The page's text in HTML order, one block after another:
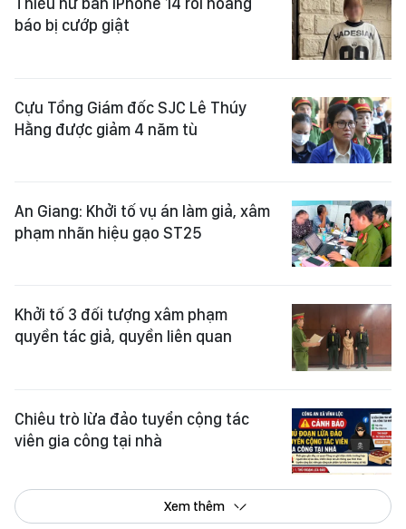
báo bị cướp giật
Cựu Tổng Giám đốc SJC Lê Thúy
Hằng được giảm 4 năm tù
An Giang: Khởi tố vụ án làm giả, xâm
phạm nhãn hiệu gạo ST25
Khởi tố 3 đối tượng xâm phạm
quyền tác giả, quyền liên quan
Chiêu trò lừa đảo tuyển cộng tác
viên gia công tại nhà
Xem thêm